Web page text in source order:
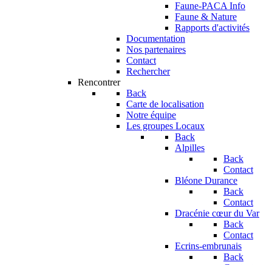
Faune-PACA Info
Faune & Nature
Rapports d'activités
Documentation
Nos partenaires
Contact
Rechercher
Rencontrer
Back
Carte de localisation
Notre équipe
Les groupes Locaux
Back
Alpilles
Back
Contact
Bléone Durance
Back
Contact
Dracénie cœur du Var
Back
Contact
Ecrins-embrunais
Back